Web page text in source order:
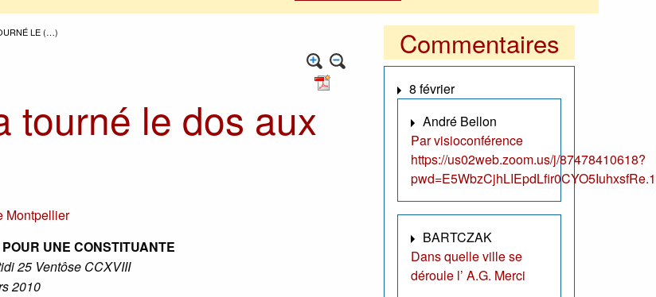
LE (…)
tourné le dos aux
Montpellier
UNE CONSTITUANTE
25 Ventôse CCXVIII
2010
Commentaires
8 février
André Bellon
Par visioconférence
https://us02web.zoom.us/j/87478410618?
BARTCZAK
Dans quelle ville se
déroule l’ A.G. Merci